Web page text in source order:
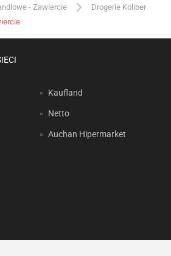
- Zawiercie
Drogerie Koliber
Kaufland
Netto
Auchan Hipermarket